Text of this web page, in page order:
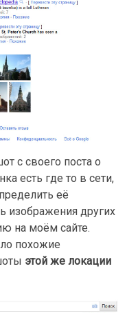
с своего поста о
есть где то в сети,
её
изображения других
на моём сайте.
похожие
этой же локации